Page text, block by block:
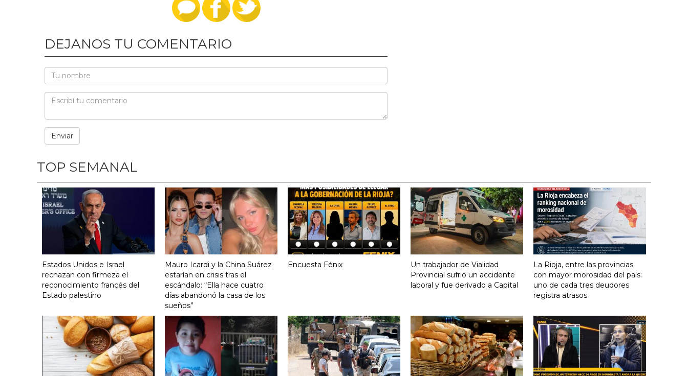
DEJANOS TU COMENTARIO
TOP SEMANAL
Estados Unidos e Israel
rechazan con firmeza el
reconocimiento francés del
Estado palestino
Mauro Icardi y la China Suárez
estarían en crisis tras el
escándalo: “Ella hace cuatro
días abandonó la casa de los
sueños”
Encuesta Fénix
Un trabajador de Vialidad
Provincial sufrió un accidente
laboral y fue derivado a Capital
La Rioja, entre las provincias
con mayor morosidad del país:
uno de cada tres deudores
registra atrasos